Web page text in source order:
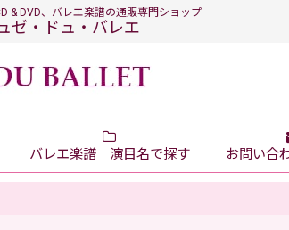
& DVD、バレエ楽譜の通販専門ショップ
ゼ・ドュ・バレエ
バレエ楽譜 演目名で探す お問い合